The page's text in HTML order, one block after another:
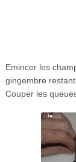
Emincer les
gingembre restant.
Couper les